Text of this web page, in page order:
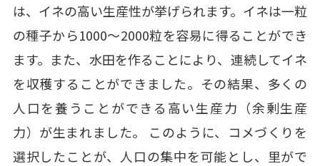
は、イネの高い生産性が挙げられます。イネは一粒
の種子から1000～2000粒を容易に得ることができ
ます。また、水田を作ることにより、連続してイネ
を収穫することができました。その結果、多くの
人口を養うことができる高い生産力（余剰生産
力）が生まれました。 このように、コメづくりを
選択したことが、人口の集中を可能とし、里がで